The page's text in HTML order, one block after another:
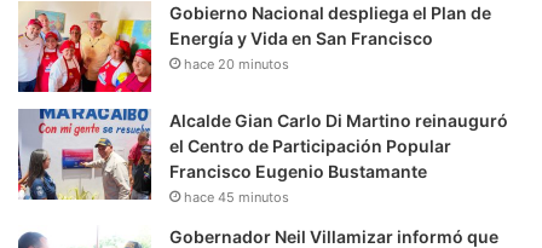
Gobierno Nacional despliega el Plan de
Energía y Vida en San Francisco
hace 20 minutos
Alcalde Gian Carlo Di Martino reinauguró
el Centro de Participación Popular
Francisco Eugenio Bustamante
hace 45 minutos
Gobernador Neil Villamizar informó que